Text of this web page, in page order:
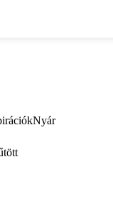
Nyár